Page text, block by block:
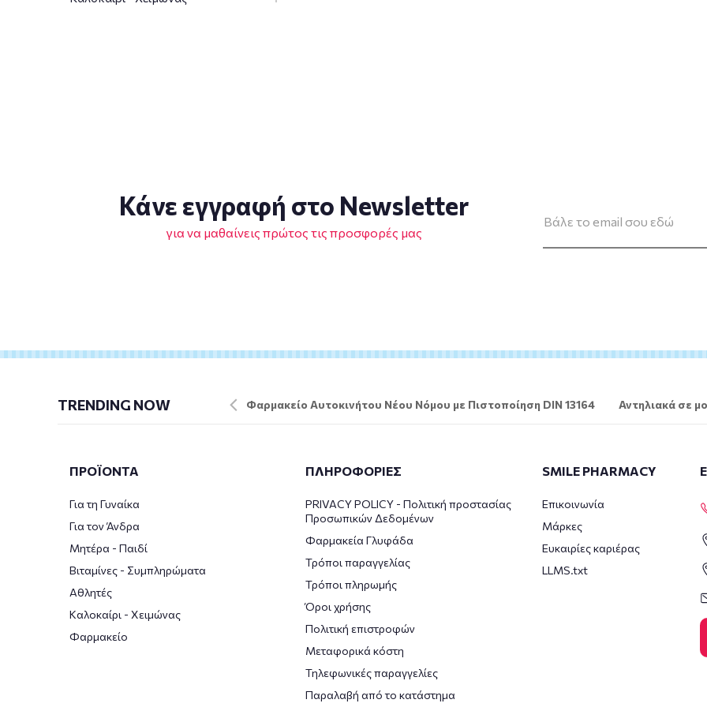
Κάνε εγγραφή στο Newsletter
για να μαθαίνεις πρώτος τις προσφορές μας
TRENDING NOW Φαρμακείο Αυτοκινήτου Νέου Νόμου με Πιστοποίηση DIN 13164 Αντηλιακά σε
ΠΡΟΪΟΝΤΑ
Για τη Γυναίκα
Για τον Άνδρα
Μητέρα - Παιδί
Βιταμίνες - Συμπληρώματα
Αθλητές
Καλοκαίρι - Χειμώνας
Φαρμακείο
ΠΛΗΡΟΦΟΡΙΕΣ
PRIVACY POLICY - Πολιτική προστασίας
Προσωπικών Δεδομένων
Φαρμακεία Γλυφάδα
Τρόποι παραγγελίας
Τρόποι πληρωμής
Όροι χρήσης
Πολιτική επιστροφών
Μεταφορικά κόστη
Τηλεφωνικές παραγγελίες
Παραλαβή από το κατάστημα
SMILE PHARMACY
Επικοινωνία
Μάρκες
Ευκαιρίες καριέρας
LLMS.txt